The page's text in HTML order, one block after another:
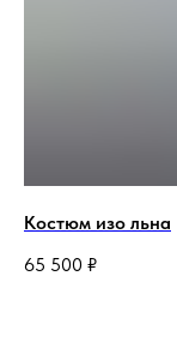
Костюм изо льна
65 500 ₽